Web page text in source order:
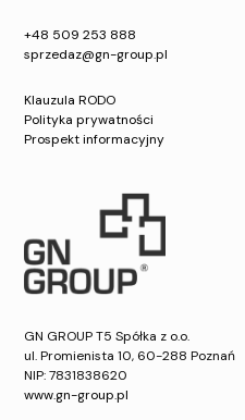
+48 509 253 888
sprzedaz@gn-group.pl
Klauzula RODO
Polityka prywatności
Prospekt informacyjny
GN GROUP T5 Spółka z o.o.
ul. Promienista 10, 60-288 Poznań
NIP: 7831838620
www.gn-group.pl